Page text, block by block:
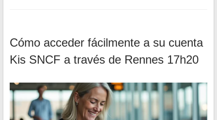
Cómo acceder fácilmente a su cuenta
Kis SNCF a través de Rennes 17h20